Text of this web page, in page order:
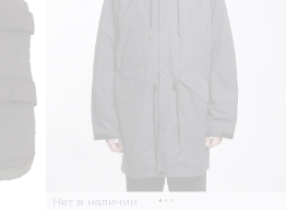
Нет в наличии